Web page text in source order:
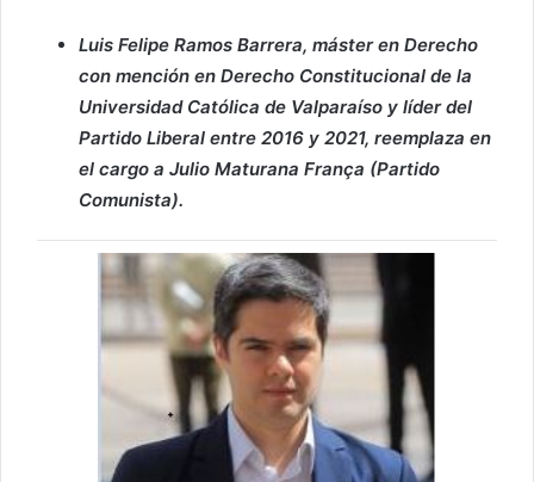
Luis Felipe Ramos Barrera, máster en Derecho
con mención en Derecho Constitucional de la
Universidad Católica de Valparaíso y líder del
Partido Liberal entre 2016 y 2021, reemplaza en
el cargo a Julio Maturana França​ (Partido
Comunista).